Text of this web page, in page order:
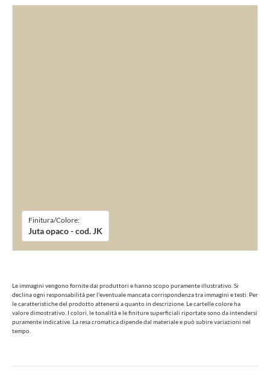
Finitura/Colore:
Juta opaco - cod. JK
Le immagini vengono fornite dai produttori e hanno scopo puramente illustrativo. Si
declina ogni responsabilità per l'eventuale mancata corrispondenza tra immagini e testi. Per
le caratteristiche del prodotto attenersi a quanto in descrizione. Le cartelle colore ha
valore dimostrativo. I colori, le tonalità e le finiture superficiali riportate sono da intendersi
puramente indicative. La resa cromatica dipende dal materiale e può subire variazioni nel
tempo.